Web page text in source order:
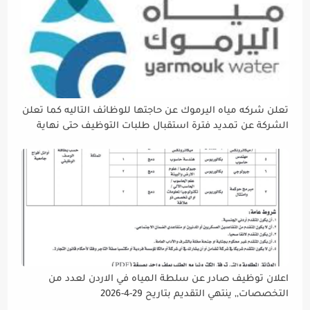
تعلن شركه مياه اليرموك عن حاجتها للوظائف التاليه كما تعلن
الشركة عن تمديد فترة استقبال طلبات التوظيف حتى نهاية
إتاحة الفرصة الكافية أمام الجميع لاستكمال إجراءات التقديم.
اعلان توظيف صادر عن سلطة المياه في الاردن لعدد من
التخصصات,, ينتهي التقديم بتاريح 29-4-2026